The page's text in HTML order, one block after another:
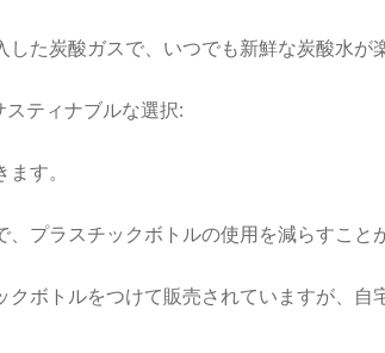
た炭酸ガスで、いつでも新鮮な炭酸水が
ティナブルな選択:
す。
プラスチックボトルの使用を減らすこと
クボトルをつけて販売されていますが、